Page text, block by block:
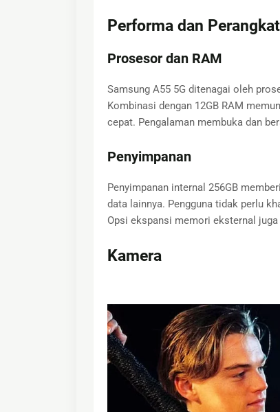
Performa dan
Prosesor dan RAM
Samsung A55 5G ditenagai oleh
Kombinasi dengan 12GB RAM
cepat. Pengalaman membuka dan
Penyimpanan
Penyimpanan internal 256GB
data lainnya. Pengguna tidak perlu
Opsi ekspansi memori eksternal
Kamera